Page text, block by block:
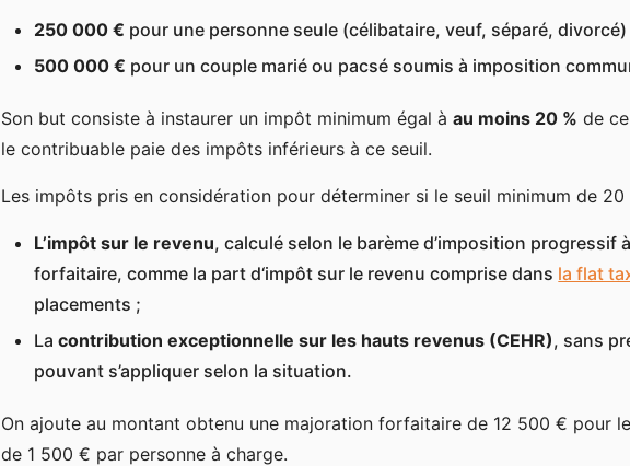
250 000 € pour une personne seule (célibataire, veuf, séparé, divorcé)
500 000 € pour un couple marié ou pacsé soumis à imposition
Son but consiste à instaurer un impôt minimum égal àau moins 20 % de
le contribuable paie des impôts inférieurs à ce seuil.
Les impôts pris en considération pour déterminer si le seuil minimum de
L’impôt sur le revenu, calculé selon le barème d’imposition
forfaitaire, comme la part d‘impôt sur le revenu comprise dans la flat
placements ;
Lacontribution exceptionnelle sur les hauts revenus (CEHR), sans
pouvant s’appliquer selon la situation.
On ajoute au montant obtenu une majoration forfaitaire de 12 500 € pour
de 1 500 € par personne à charge.